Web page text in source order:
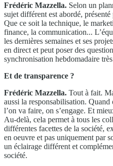
Frédéric Mazzella. Selon un
sujet différent est abordé,
Que ce soit la technique, le
finance, la communication...
les dernières semaines et ses
en direct et peut poser des
synchronisation hebdomadaire
Et de transparence ?
Frédéric Mazzella. Tout à fait.
aussi la responsabilisation.
l’on va faire, on s’engage. Et
Au-delà, cela permet à tous les
différentes facettes de la société,
en oeuvre et pas uniquement par
un éclairage différent et
société.